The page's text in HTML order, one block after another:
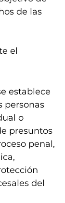
de las
el
establece
personas
o
presuntos
penal,
del